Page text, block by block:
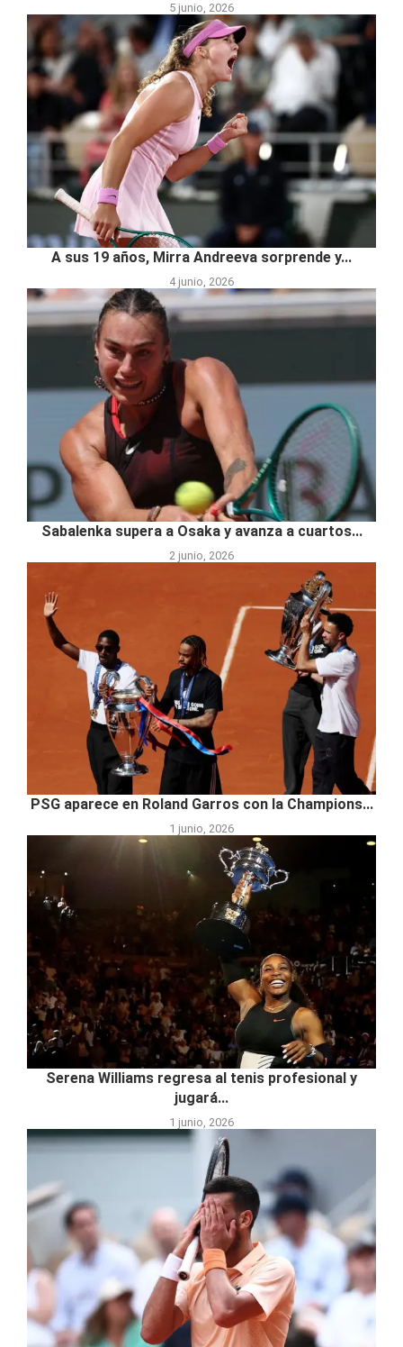
5 junio, 2026
A sus 19 años, Mirra Andreeva sorprende y...
4 junio, 2026
Sabalenka supera a Osaka y avanza a cuartos...
2 junio, 2026
PSG aparece en Roland Garros con la Champions...
1 junio, 2026
Serena Williams regresa al tenis profesional y
jugará...
1 junio, 2026